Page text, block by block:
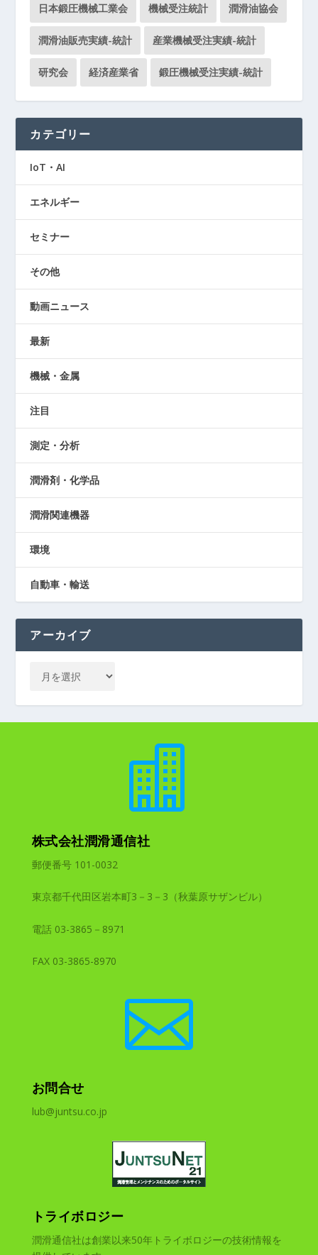
日本鍛圧機械工業会 機械受注統計 潤滑油協会
潤滑油販売実績-統計 産業機械受注実績-統計
研究会 経済産業省 鍛圧機械受注実績-統計
カテゴリー
IoT・AI
エネルギー
セミナー
その他
動画ニュース
最新
機械・金属
注目
測定・分析
潤滑剤・化学品
潤滑関連機器
環境
自動車・輸送
アーカイブ

株式会社潤滑通信社
郵便番号 101-0032
東京都千代田区岩本町3－3－3（秋葉原サザンビル）
電話 03-3865－8971
FAX 03-3865-8970

お問合せ
lub@juntsu.co.jp
トライボロジー
潤滑通信社は創業以来50年トライボロジーの技術情報を